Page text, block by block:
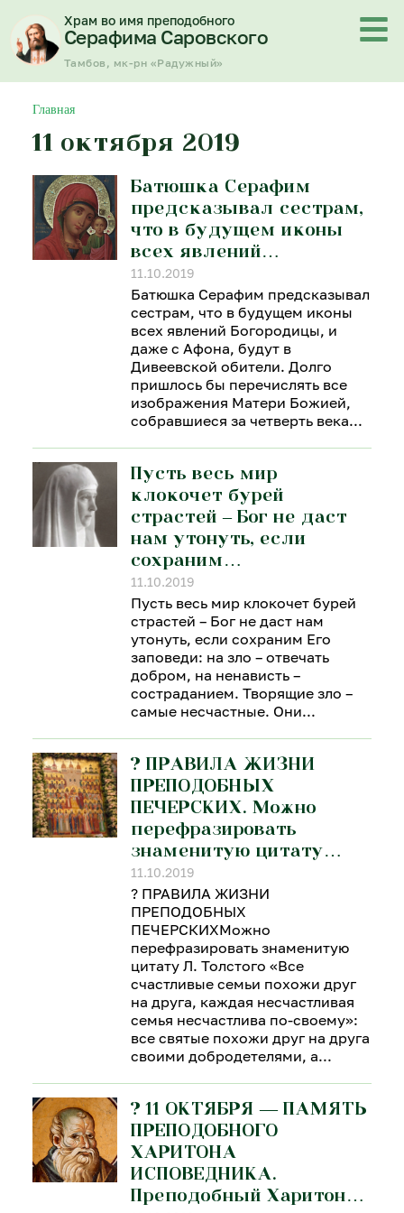
содержимому
Храм во имя преподобного
Серафима Саровского
Тамбов, мк-рн «Радужный»
Главная
11 октября 2019
Батюшка Серафим
предсказывал сестрам,
что в будущем иконы
всех явлений…
11.10.2019
Батюшка Серафим предсказывал
сестрам, что в будущем иконы
всех явлений Богородицы, и
даже с Афона, будут в
Дивеевской обители. Долго
пришлось бы перечислять все
изображения Матери Божией,
собравшиеся за четверть века
Пусть весь мир
клокочет бурей
страстей – Бог не даст
нам утонуть, если
сохраним…
11.10.2019
Пусть весь мир клокочет бурей
страстей – Бог не даст нам
утонуть, если сохраним Его
заповеди: на зло – отвечать
добром, на ненависть –
состраданием. Творящие зло –
самые несчастные. Они
? ПРАВИЛА ЖИЗНИ
ПРЕПОДОБНЫХ
ПЕЧЕРСКИХ. Можно
перефразировать
знаменитую цитату…
11.10.2019
? ПРАВИЛА ЖИЗНИ
ПРЕПОДОБНЫХ
ПЕЧЕРСКИХМожно
перефразировать знаменитую
цитату Л. Толстого «Все
счастливые семьи похожи друг
на друга, каждая несчастливая
семья несчастлива по-своему»:
все святые похожи друг на друга
своими добродетелями, а
? 11 ОКТЯБРЯ — ПАМЯТЬ
ПРЕПОДОБНОГО
ХАРИТОНА
ИСПОВЕДНИКА.
Преподобный Харитон…